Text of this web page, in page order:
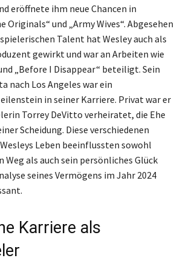
eröffnete ihm neue Chancen in
Originals“ und „Army Wives“. Abgesehen
Talent hat Wesley auch als
gewirkt und war an Arbeiten wie
„Before I Disappear“ beteiligt. Sein
nach Los Angeles war ein
in seiner Karriere. Privat war er
Torrey DeVitto verheiratet, die Ehe
Scheidung. Diese verschiedenen
Leben beeinflussten sowohl
Weg als auch sein persönliches Glück
seines Vermögens im Jahr 2024
Karriere als